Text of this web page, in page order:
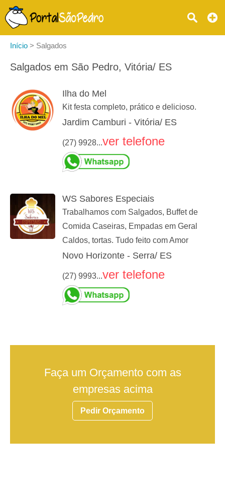
Início > Salgados
Salgados em São Pedro, Vitória/ ES
Ilha do Mel
Kit festa completo, prático e delicioso.
Jardim Camburi - Vitória/ ES
(27) 9928...ver telefone
WS Sabores Especiais
Trabalhamos com Salgados, Buffet de
Comida Caseiras, Empadas em Geral
Caldos, tortas. Tudo feito com Amor
Novo Horizonte - Serra/ ES
(27) 9993...ver telefone
Faça um Orçamento com as
empresas acima
Pedir Orçamento